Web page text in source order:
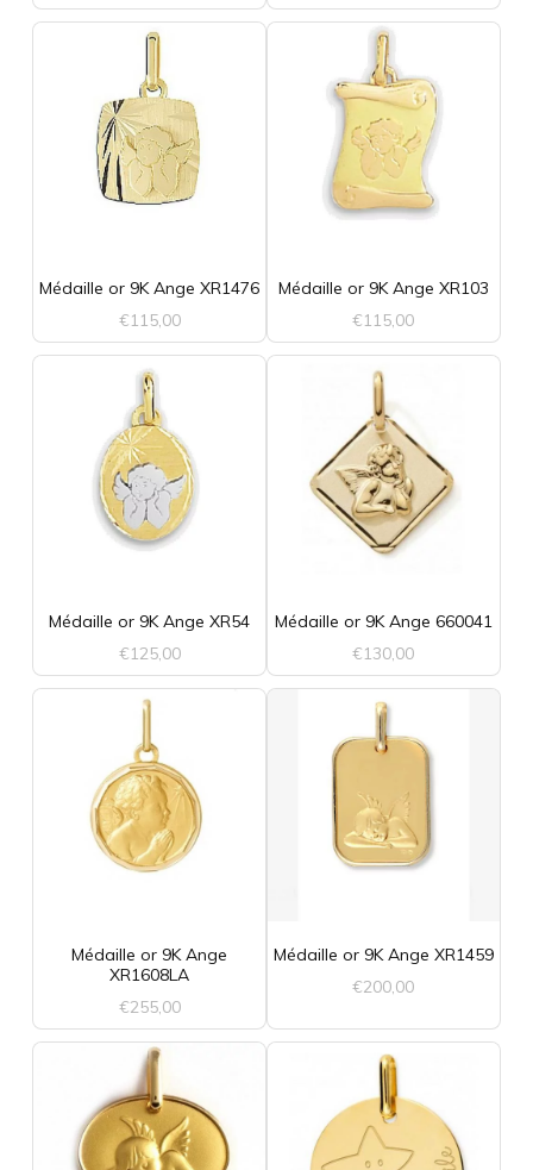
Médaille or 9K Ange XR1476
€115,00
Médaille or 9K Ange XR103
€115,00
Médaille or 9K Ange XR54
€125,00
Médaille or 9K Ange 660041
€130,00
Médaille or 9K Ange
XR1608LA
€255,00
Médaille or 9K Ange XR1459
€200,00